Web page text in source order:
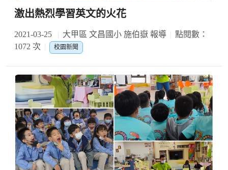
激出熱烈學習英文的火花
2021-03-25 大甲區 文昌國小 施伯嶽 報導
點閱數：
1072 次
校園新聞